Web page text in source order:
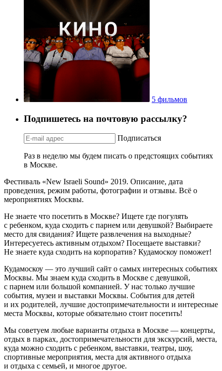
5 фильмов
Подпишетесь на почтовую рассылку?
Подписаться
Раз в неделю мы будем писать о предстоящих событиях
в Москве.
Фестиваль «New Israeli Sound» 2019. Описание, дата
проведения, режим работы, фотографии и отзывы. Всё о
мероприятиях Москвы.
Не знаете что посетить в Москве? Ищете где погулять
с ребенком, куда сходить с парнем или девушкой? Выбираете
место для свидания? Ищете развлечения на выходные?
Интересуетесь активным отдыхом? Посещаете выставки?
Не знаете куда сходить на корпоратив? Кудамоскоу поможет!
Кудамоскоу — это лучший сайт о самых интересных событиях
Москвы. Мы знаем куда сходить в Москве с девушкой,
с парнем или большой компанией. У нас только лучшие
события, музеи и выставки Москвы. События для детей
и их родителей, лучшие достопримечательности и интересные
места Москвы, которые обязательно стоит посетить!
Мы советуем любые варианты отдыха в Москве — концерты,
отдых в парках, достопримечательности для экскурсий, места,
куда можно сходить с ребенком, выставки, театры, шоу,
спортивные мероприятия, места для активного отдыха
и отдыха с семьей, и многое другое.